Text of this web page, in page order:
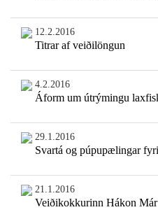
12.2.2016
Titrar af veiðilöngun
4.2.2016
Áform um útrýmingu
29.1.2016
Svartá og púpupælingar
21.1.2016
Veiðikokkurinn Hákon Már